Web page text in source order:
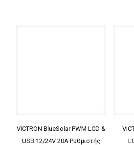
VICTRON BlueSolar PWM LCD &
USB 12/24V 20A Ρυθμιστής